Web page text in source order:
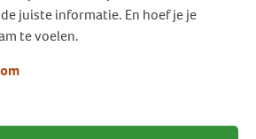
juiste informatie. En hoef je je
te voelen.